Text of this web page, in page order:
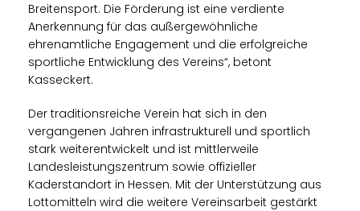
Breitensport. Die Förderung ist eine verdiente
Anerkennung für das außergewöhnliche
ehrenamtliche Engagement und die erfolgreiche
sportliche Entwicklung des Vereins“, betont
Kasseckert.
Der traditionsreiche Verein hat sich in den
vergangenen Jahren infrastrukturell und sportlich
stark weiterentwickelt und ist mittlerweile
Landesleistungszentrum sowie offizieller
Kaderstandort in Hessen. Mit der Unterstützung aus
Lottomitteln wird die weitere Vereinsarbeit gestärkt